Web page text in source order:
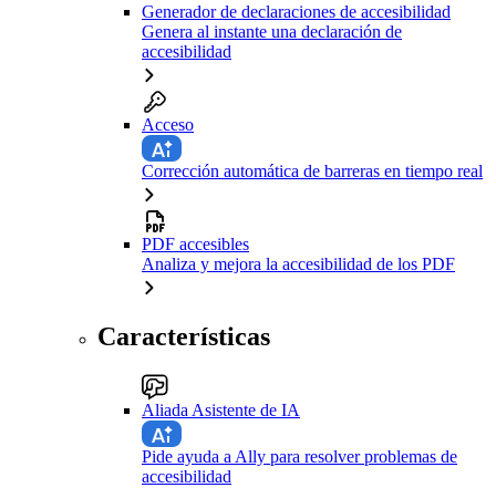
Generador de declaraciones de accesibilidad
Genera al instante una declaración de
accesibilidad
Acceso
Corrección automática de barreras en tiempo real
PDF accesibles
Analiza y mejora la accesibilidad de los PDF
Características
Aliada Asistente de IA
Pide ayuda a Ally para resolver problemas de
accesibilidad